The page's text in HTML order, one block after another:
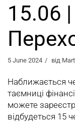
15.06
5 June 2024 від
Наближається
таємниці
можете
відбудеться 15